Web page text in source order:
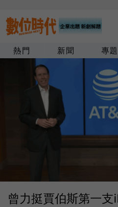
熱門 新聞 專題
曾力挺賈伯斯第一